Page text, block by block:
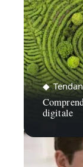
digitale